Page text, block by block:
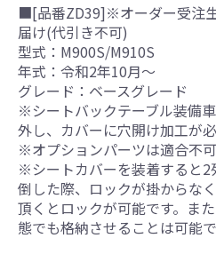
■[品番ZD39]※オーダー受注
届け(代引き不可)
型式：M900S/M910S
年式：令和2年10月～
グレード：ベースグレード
※シートバックテーブル装備
外し、カバーに穴開け加工が必
※オプションパーツは適合不可
※シートカバーを装着すると2
倒した際、ロックが掛からな
頂くとロックが可能です。ま
態でも格納させることは可能で